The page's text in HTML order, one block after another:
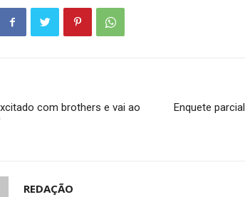
com brothers e vai ao
Enquete
REDAÇÃO